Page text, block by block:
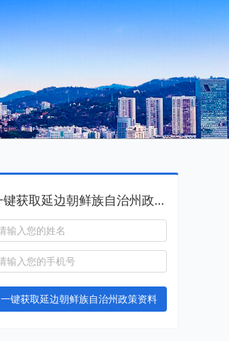
一键获取延边朝鲜族自治州政策资料
一键获取延边朝鲜族自治州政策资料